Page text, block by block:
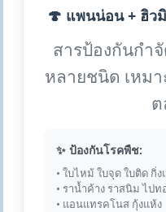
🍄 แพนน่อน + ฮิว
สารป้องกันกำ
หลายชนิด เหม
✨ ป้องกันโรคพืช:
• ใบไหม้ ใบจุด ใบติด กิ่ง
• ราน้ำค้าง ราสนิม ไปท
• แอนแทรคโนส กุ้งแห้ง